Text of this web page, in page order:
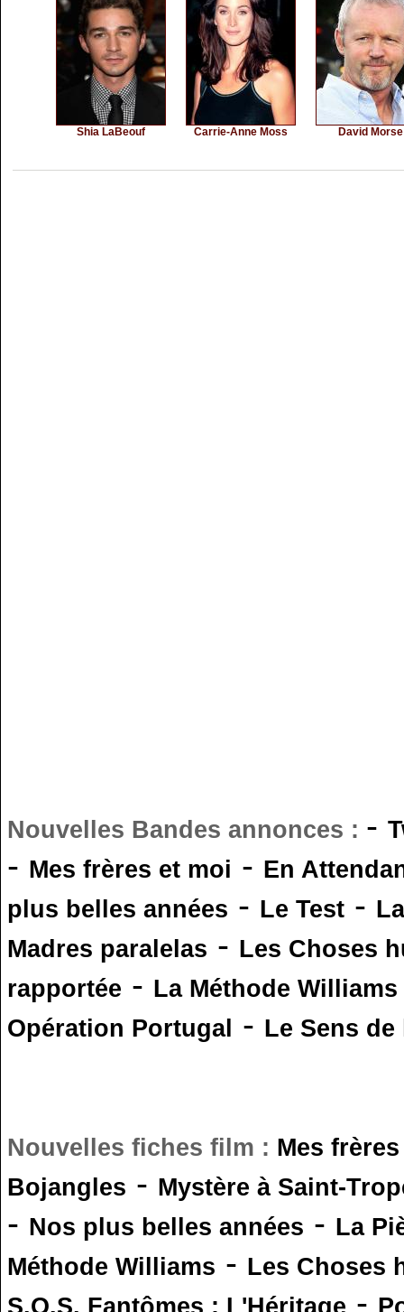
Shia LaBeouf Carrie-Anne Moss David Morse
Nouvelles Bandes annonces : -
- Mes frères et moi - En
plus belles années - Le Test -
Madres paralelas - Les Choses
rapportée - La Méthode Williams
Opération Portugal - Le Sens
Nouvelles fiches film : Mes
Bojangles - Mystère à Saint-
- Nos plus belles années - La
Méthode Williams - Les Choses
S.O.S. Fantômes : L'Héritage -